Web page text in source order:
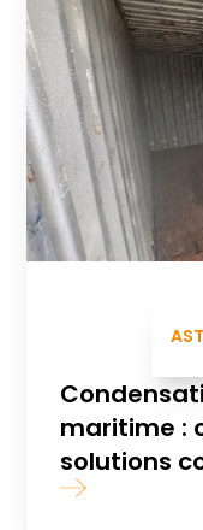
maritime :
solutions